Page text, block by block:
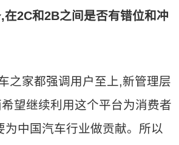
在2C和2B之间是否有错位和冲
之家都强调用户至上,新管理层
望继续利用这个平台为消费者
为中国汽车行业做贡献。所以